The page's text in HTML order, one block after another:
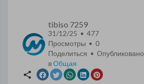
tibiso 7259
31/12/25 • 477
Просмотры • 0
Поделиться • Опубликовано
вОбщая